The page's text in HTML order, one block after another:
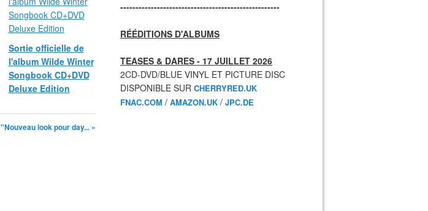
Sortie officielle de
l'album Wilde Winter
Songbook CD+DVD
Deluxe Edition
"Nouveau look pour day... »
----------------------------------------------------
RÉÉDITIONS D'ALBUMS
TEASES & DARES - 17 JUILLET 2026
2CD-DVD/BLUE VINYL ET PICTURE DISC
DISPONIBLE SUR CHERRYRED.UK
FNAC.COM / AMAZON.UK / JPC.DE